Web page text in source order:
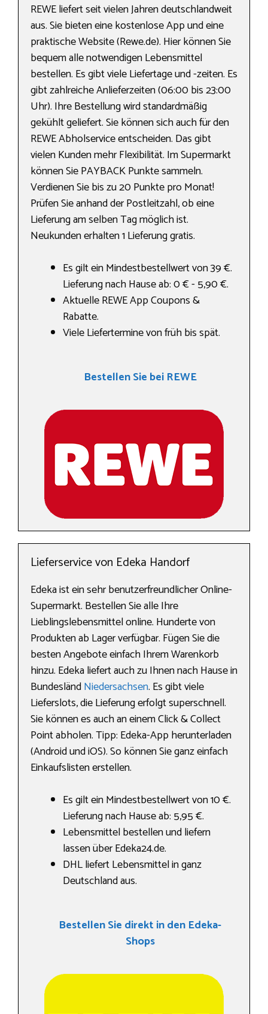
REWE liefert seit vielen Jahren deutschlandweit
aus. Sie bieten eine kostenlose App und eine
praktische Website (Rewe.de). Hier können Sie
bequem alle notwendigen Lebensmittel
bestellen. Es gibt viele Liefertage und -zeiten. Es
gibt zahlreiche Anlieferzeiten (06:00 bis 23:00
Uhr). Ihre Bestellung wird standardmäßig
gekühlt geliefert. Sie können sich auch für den
REWE Abholservice entscheiden. Das gibt
vielen Kunden mehr Flexibilität. Im Supermarkt
können Sie PAYBACK Punkte sammeln.
Verdienen Sie bis zu 20 Punkte pro Monat!
Prüfen Sie anhand der Postleitzahl, ob eine
Lieferung am selben Tag möglich ist.
Neukunden erhalten 1 Lieferung gratis.
Es gilt ein Mindestbestellwert von 39 €.
Lieferung nach Hause ab: 0 € - 5,90 €.
Aktuelle REWE App Coupons &
Rabatte.
Viele Liefertermine von früh bis spät.
Bestellen Sie bei REWE
Lieferservice von Edeka Handorf
Edeka ist ein sehr benutzerfreundlicher Online-
Supermarkt. Bestellen Sie alle Ihre
Lieblingslebensmittel online. Hunderte von
Produkten ab Lager verfügbar. Fügen Sie die
besten Angebote einfach Ihrem Warenkorb
hinzu. Edeka liefert auch zu Ihnen nach Hause in
BundesländNiedersachsen. Es gibt viele
Lieferslots, die Lieferung erfolgt superschnell.
Sie können es auch an einem Click & Collect
Point abholen. Tipp: Edeka-App herunterladen
(Android und iOS). So können Sie ganz einfach
Einkaufslisten erstellen.
Es gilt ein Mindestbestellwert von 10 €.
Lieferung nach Hause ab: 5,95 €.
Lebensmittel bestellen und liefern
lassen über Edeka24.de.
DHL liefert Lebensmittel in ganz
Deutschland aus.
Bestellen Sie direkt in den Edeka-
Shops